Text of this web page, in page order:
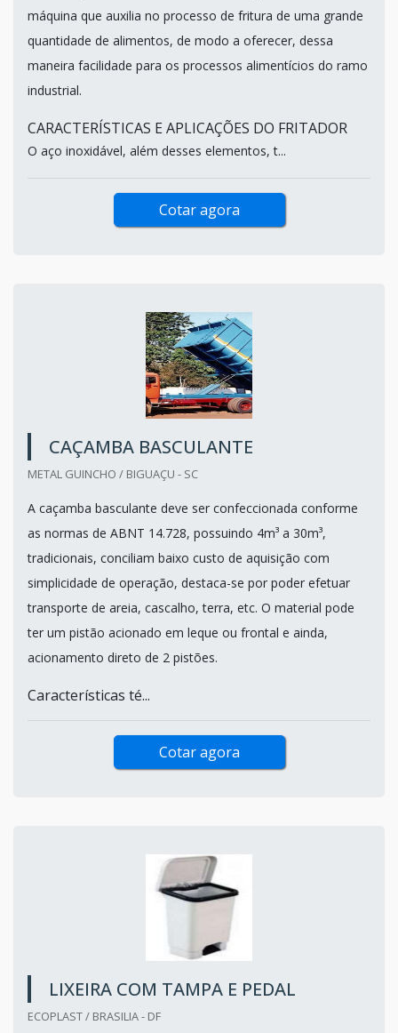
máquina que auxilia no processo de fritura de uma grande
quantidade de alimentos, de modo a oferecer, dessa
maneira facilidade para os processos alimentícios do ramo
industrial.
CARACTERÍSTICAS E APLICAÇÕES DO FRITADOR
O aço inoxidável, além desses elementos, t...
Cotar agora
CAÇAMBA BASCULANTE
METAL GUINCHO / BIGUAÇU - SC
A caçamba basculante deve ser confeccionada conforme
as normas de ABNT 14.728, possuindo 4m³ a 30m³,
tradicionais, conciliam baixo custo de aquisição com
simplicidade de operação, destaca-se por poder efetuar
transporte de areia, cascalho, terra, etc. O material pode
ter um pistão acionado em leque ou frontal e ainda,
acionamento direto de 2 pistões.
Características té...
Cotar agora
LIXEIRA COM TAMPA E PEDAL
ECOPLAST / BRASILIA - DF